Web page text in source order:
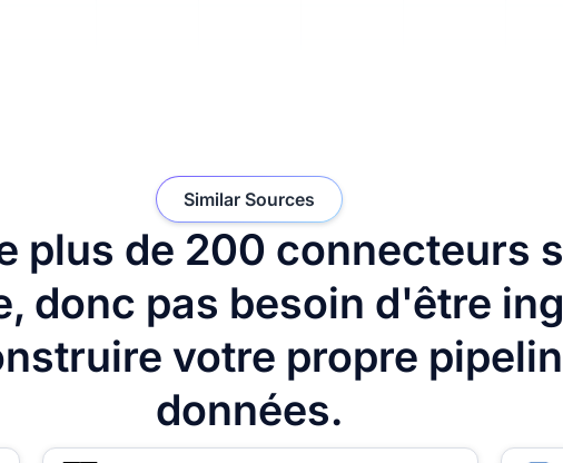
plus de 200 connecteurs
donc pas besoin d'être
votre propre
données.
Similar Sources